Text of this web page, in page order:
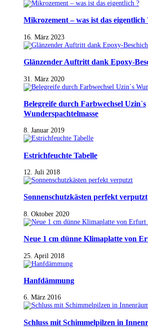
Mikrozement – was ist das eigentlich
16. März 2023
Glänzender Auftritt dank Epoxy-
31. März 2020
Belegreife durch Farbwechsel Uzin`s
Wunderspachtelmasse
8. Januar 2019
Estrichfeuchte Tabelle
12. Juli 2018
Sonnenschutzkästen perfekt verputzt
8. Oktober 2020
Neue 1 cm dünne Klimaplatte von
25. April 2018
Hanfdämmung
6. März 2016
Schluss mit Schimmelpilzen in